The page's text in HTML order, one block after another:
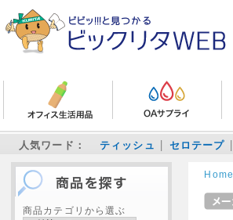
人気ワード： ティッシュ セロテープ
商品カテゴリから選ぶ
Home